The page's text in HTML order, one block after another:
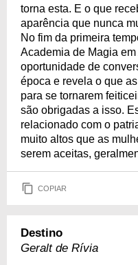
torna esta. E o que
aparência que nunca
No fim da primeira
Academia de Magia
oportunidade de
época e revela o que
para se tornarem
são obrigadas a isso.
relacionado com o
muito altos que as
serem aceitas,
COPIAR
Destino
Geralt de Rívia